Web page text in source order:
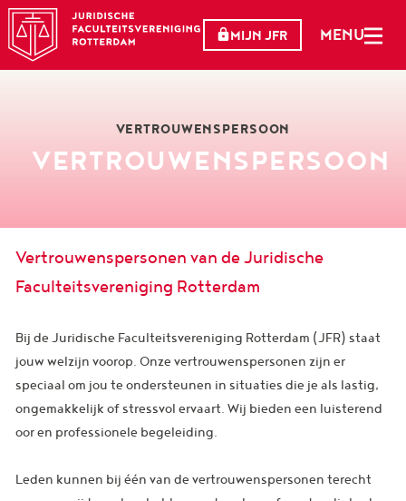
MIJN JFR MENU
VERTROUWENSPERSOON
VERTROUWENSPERSOON
Vertrouwenspersonen van de Juridische
Faculteitsvereniging Rotterdam
Bij de Juridische Faculteitsvereniging Rotterdam (JFR) staat
jouw welzijn voorop. Onze vertrouwenspersonen zijn er
speciaal om jou te ondersteunen in situaties die je als lastig,
ongemakkelijk of stressvol ervaart. Wij bieden een luisterend
oor en professionele begeleiding.
Leden kunnen bij één van de vertrouwenspersonen terecht